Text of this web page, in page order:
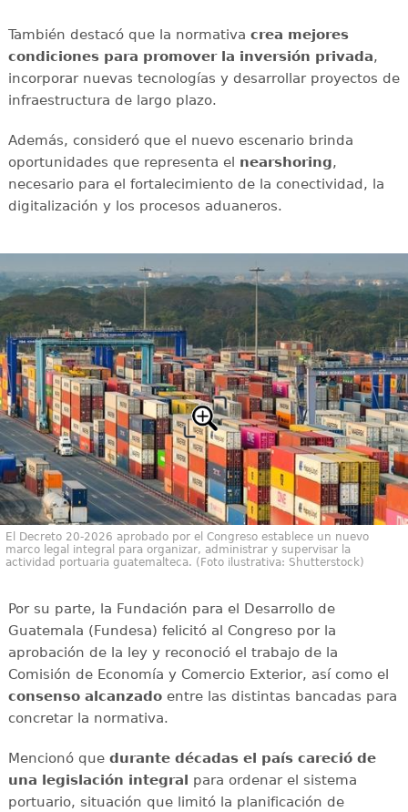
También destacó que la normativa crea mejores
condiciones para promover la inversión privada,
incorporar nuevas tecnologías y desarrollar proyectos de
infraestructura de largo plazo.
Además, consideró que el nuevo escenario brinda
oportunidades que representa el nearshoring,
necesario para el fortalecimiento de la conectividad, la
digitalización y los procesos aduaneros.
El Decreto 20-2026 aprobado por el Congreso establece un nuevo
marco legal integral para organizar, administrar y supervisar la
actividad portuaria guatemalteca. (Foto ilustrativa: Shutterstock)
Por su parte, la Fundación para el Desarrollo de
Guatemala (Fundesa) felicitó al Congreso por la
aprobación de la ley y reconoció el trabajo de la
Comisión de Economía y Comercio Exterior, así como el
consenso alcanzadoentre las distintas bancadas para
concretar la normativa.
Mencionó que durante décadas el país careció de
una legislación integral
para ordenar el sistema
portuario, situación que limitó la planificación de